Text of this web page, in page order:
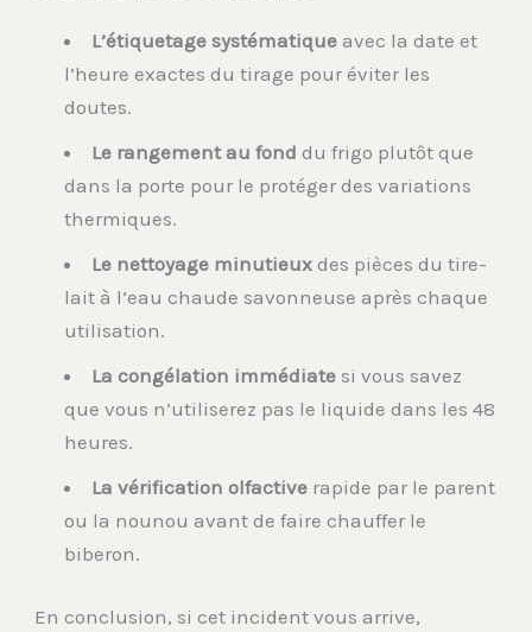
L’étiquetage systématique avec la date et
l’heure exactes du tirage pour éviter les
doutes.
Le rangement au fond du frigo plutôt que
dans la porte pour le protéger des variations
thermiques.
Le nettoyage minutieux des pièces du tire-
lait à l’eau chaude savonneuse après chaque
utilisation.
La congélation immédiate si vous savez
que vous n’utiliserez pas le liquide dans les 48
heures.
La vérification olfactive rapide par le parent
ou la nounou avant de faire chauffer le
biberon.
En conclusion, si cet incident vous arrive,